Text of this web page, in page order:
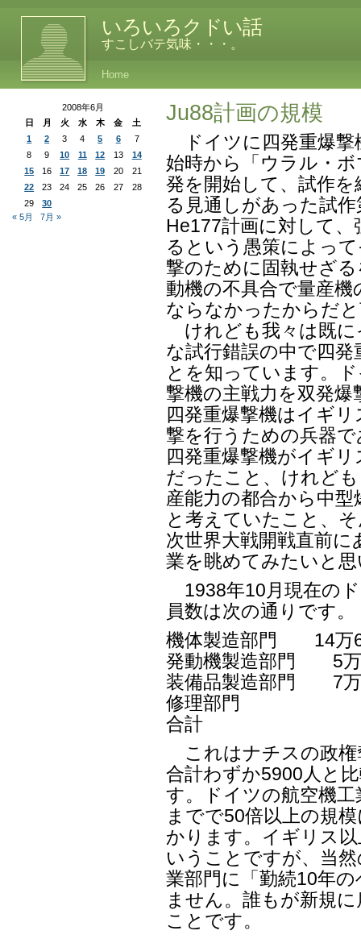
いろいろクドい話
すこしバテ気味・・・。
Home
Ju88計画の規模
ドイツに四発重爆撃
始時から「ウラル・
発を開始して、試作
る見通しがあった試
He177計画に対して
るという愚策によっ
撃のために固執せざ
動機の不具合で量産
ならなかったからだ
けれども我々は既に
な試行錯誤の中で四
とを知っています。
撃機の主戦力を双発
四発重爆撃機はイギ
撃を行うための兵器
四発重爆撃機がイギ
だったこと、けれど
産能力の都合から中
と考えていたこと、
次世界大戦開戦直前
業を眺めてみたいと
1938年10月現在の
員数は次の通りです。
機体製造部門 14万
発動機製造部門 5万
装備品製造部門 7万
修理部門 1万
合計 29万
これはナチスの政権
合計わずか5900人と
す。ドイツの航空機
までで50倍以上の規
かります。イギリス
いうことですが、当
業部門に「勤続10年
ません。誰もが新規
ことです。
2008年6月
日
月 火 水 木 金
土
1
2 3 4 5 6
7
8
9 10 11 12 13
14
15
16 17 18 19 20
21
22
23 24 25 26 27
28
29
30
« 5月
7月 »